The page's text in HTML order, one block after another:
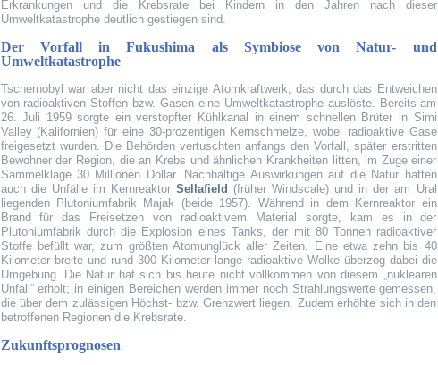
Erkrankungen und die Krebsrate bei Kindern in den Jahren nach dieser
Umweltkatastrophe deutlich gestiegen sind.
Der Vorfall in Fukushima als Symbiose von Natur- und
Umweltkatastrophe
Tschernobyl war aber nicht das einzige Atomkraftwerk, das durch das Entweichen
von radioaktiven Stoffen bzw. Gasen eine Umweltkatastrophe auslöste. Bereits am
26. Juli 1959 sorgte ein verstopfter Kühlkanal in einem schnellen Brüter in Simi
Valley (Kalifornien) für eine 30-prozentigen Kernschmelze, wobei radioaktive Gase
freigesetzt wurden. Die Behörden vertuschten anfangs den Vorfall, später erstritten
Bewohner der Region, die an Krebs und ähnlichen Krankheiten litten, im Zuge einer
Sammelklage 30 Millionen Dollar. Nachhaltige Auswirkungen auf die Natur hatten
auch die Unfälle im Kernreaktor Sellafield (früher Windscale) und in der am Ural
liegenden Plutoniumfabrik Majak (beide 1957). Während in dem Kernreaktor ein
Brand für das Freisetzen von radioaktivem Material sorgte, kam es in der
Plutoniumfabrik durch die Explosion eines Tanks, der mit 80 Tonnen radioaktiver
Stoffe befüllt war, zum größten Atomunglück aller Zeiten. Eine etwa zehn bis 40
Kilometer breite und rund 300 Kilometer lange radioaktive Wolke überzog dabei die
Umgebung. Die Natur hat sich bis heute nicht vollkommen von diesem „nuklearen
Unfall“ erholt; in einigen Bereichen werden immer noch Strahlungswerte gemessen,
die über dem zulässigen Höchst- bzw. Grenzwert liegen. Zudem erhöhte sich in den
betroffenen Regionen die Krebsrate.
Zukunftsprognosen